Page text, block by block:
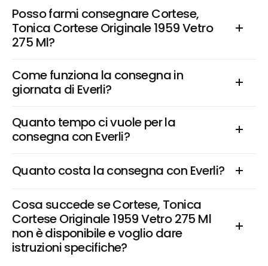
Posso farmi consegnare Cortese,
Tonica Cortese Originale 1959 Vetro
275 Ml?
Come funziona la consegna in
giornata di Everli?
Quanto tempo ci vuole per la
consegna con Everli?
Quanto costa la consegna con Everli?
Cosa succede se Cortese, Tonica
Cortese Originale 1959 Vetro 275 Ml
non è disponibile e voglio dare
istruzioni specifiche?